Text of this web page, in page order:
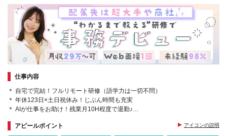
仕事内容
＊ 自宅で完結！フルリモート研修（語学力は一切不問）
＊ 年休123日×土日祝休み！じぶん時間も充実
＊ AIが仕事をお助け！残業月10H程度で退勤♪
＊ 服装・髪色・ネイル自由！
アピールポイント アイコンの説明